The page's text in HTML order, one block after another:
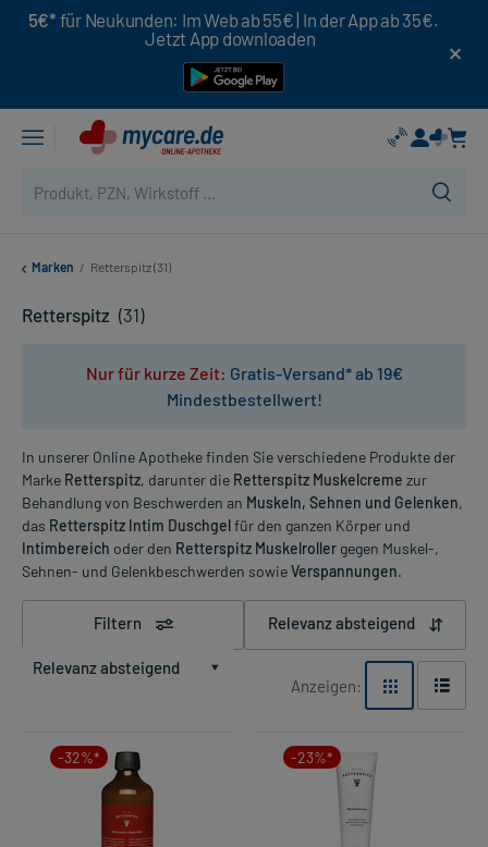
5€* für Neukunden: Im Web ab 55€ | In der App ab 35€.
Jetzt App downloaden
Marken / Retterspitz (31)
Retterspitz (31)
Nur für kurze Zeit: Gratis-Versand* ab 19€
Mindestbestellwert!
In unserer Online Apotheke finden Sie verschiedene Produkte der
Marke Retterspitz, darunter die Retterspitz Muskelcreme zur
Behandlung von Beschwerden an Muskeln, Sehnen und Gelenken,
das Retterspitz Intim Duschgelfür den ganzen Körper und
Intimbereich oder den Retterspitz Muskelroller gegen Muskel-,
Sehnen- und Gelenkbeschwerden sowieVerspannungen.
Filtern Relevanz absteigend
Relevanz absteigend
Anzeigen:
-32%* -23%*